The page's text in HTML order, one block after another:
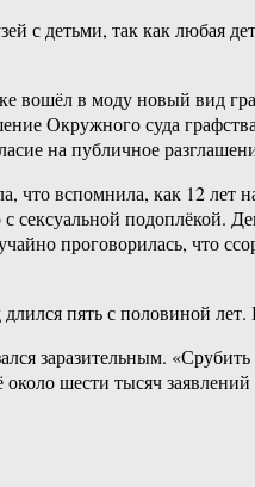
с детьми, так как любая
вошёл в моду новый вид
Окружного суда
на публичное
что вспомнила, как 12
сексуальной подоплёкой.
проговорилась, что
пять с половиной
заразительным.
шести тысяч